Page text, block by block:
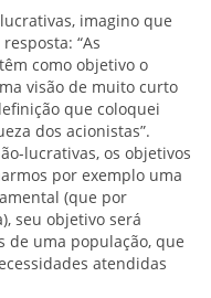
imagino que
“As
como objetivo o
visão de muito curto
que coloquei
dos acionistas”.
lucrativas, os objetivos
por exemplo uma
(que por
seu objetivo será
de uma população, que
atendidas